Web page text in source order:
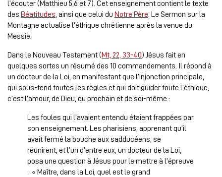
l’écouter (Matthieu 5,6 et 7). Cet enseignement contient le texte
des Béatitudes , ainsi que celui du Notre Père . Le Sermon sur la
Montagne actualise l’éthique chrétienne après la venue du
Messie.
Dans le Nouveau Testament ( Mt, 22, 33-40) Jésus fait en
quelques sortes un résumé des 10 commandements. Il répond à
un docteur de la Loi, en manifestant que l’injonction principale,
qui sous-tend toutes les règles et qui doit guider toute l’éthique,
c’est l’amour, de Dieu, du prochain et de soi-même :
Les foules qui l’avaient entendu étaient frappées par
son enseignement. Les pharisiens, apprenant qu’il
avait fermé la bouche aux sadducéens, se
réunirent, et l’un d’entre eux, un docteur de la Loi,
posa une question à Jésus pour le mettre à l’épreuve
: « Maître, dans la Loi, quel est le grand